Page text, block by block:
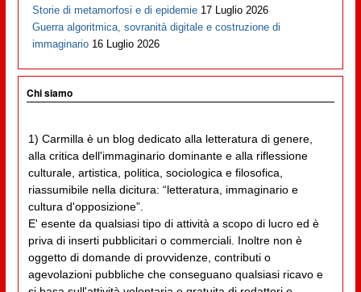
Storie di metamorfosi e di epidemie 17 Luglio 2026
Guerra algoritmica, sovranità digitale e costruzione di
immaginario 16 Luglio 2026
Chi siamo
1) Carmilla è un blog dedicato alla letteratura di genere,
alla critica dell'immaginario dominante e alla riflessione
culturale, artistica, politica, sociologica e filosofica,
riassumibile nella dicitura: “letteratura, immaginario e
cultura d'opposizione”.
E' esente da qualsiasi tipo di attività a scopo di lucro ed è
priva di inserti pubblicitari o commerciali. Inoltre non è
oggetto di domande di provvidenze, contributi o
agevolazioni pubbliche che conseguano qualsiasi ricavo e